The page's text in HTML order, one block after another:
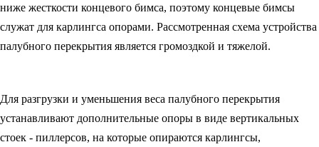
ниже жесткости концевого бимса, поэтому концевые бимсы
служат для карлингса опорами. Рассмотренная схема устройства
палубного перекрытия является громоздкой и тяжелой.
Для разгрузки и уменьшения веса палубного перекрытия
устанавливают дополнительные опоры в виде вертикальных
стоек - пиллерсов, на которые опираются карлингсы,